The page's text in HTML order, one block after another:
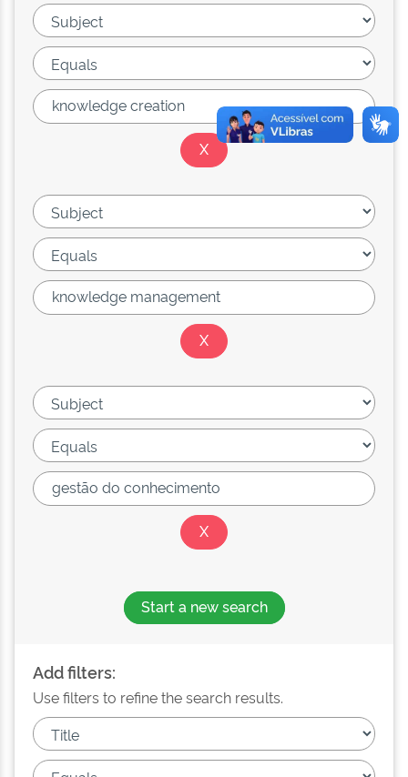
Start a new search
Add filters:
Use filters to refine the search results.